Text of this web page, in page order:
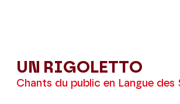
UN RIGOLETTO
Chants du public en Langue des